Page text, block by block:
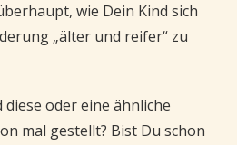
wie Dein Kind sich
„älter und reifer“ zu
diese oder eine ähnliche
mal gestellt? Bist Du schon